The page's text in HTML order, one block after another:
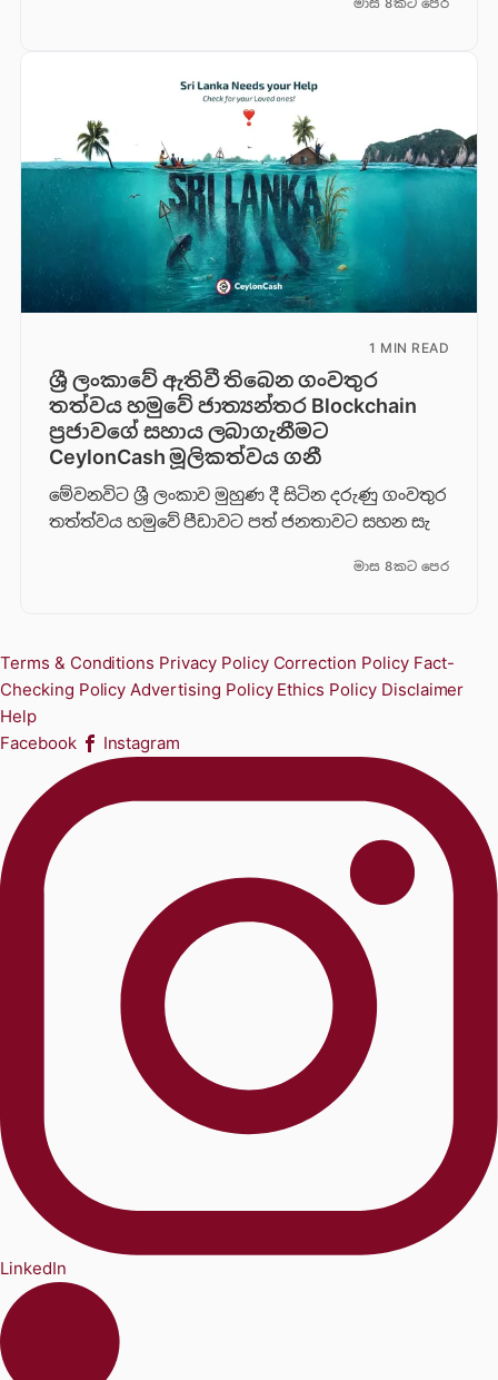
1 MIN READ
ශ්‍රී ලංකාවේ ඇතිවී තිබෙන ගංවතුර
තත්වය හමුවේ ජාත්‍යන්තර Blockchain
ප්‍රජාවගේ සහාය ලබාගැනීමට
CeylonCash මූලිකත්වය ග​නී
මේවනවිට ශ්‍රී ලංකාව මුහුණ දී සිටින දරුණු ගංවතුර
තත්ත්වය හමුවේ පීඩාවට පත් ජනතාවට සහන සැ
මාස 8කට පෙර
Terms & Conditions Privacy Policy Correction Policy Fact-
Checking Policy Advertising Policy Ethics Policy Disclaimer
Help
Facebook
Instagram
LinkedIn